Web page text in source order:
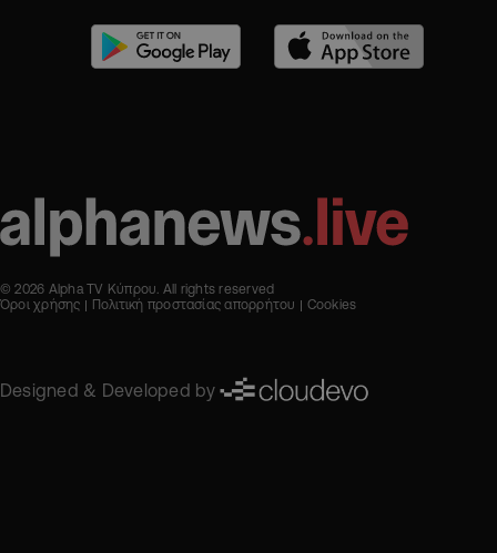
© 2026 Alpha TV Κύπρου. All rights reserved
Όροι χρήσης
Πολιτική προστασίας απορρήτου Cookies
Designed & Developed by